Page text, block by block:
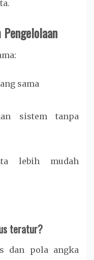
sama
sistem tanpa
lebih mudah
teratur?
dan pola angka